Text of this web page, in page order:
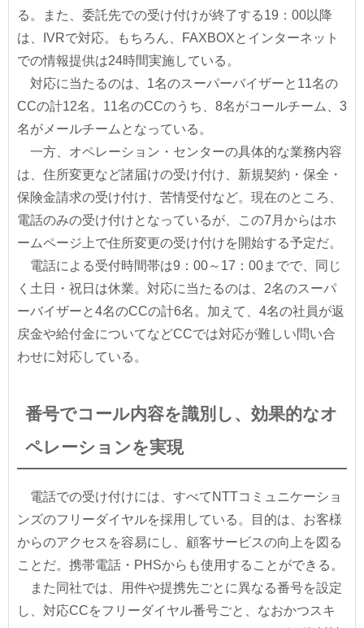
る。また、委託先での受け付けが終了する19：00以降
は、IVRで対応。もちろん、FAXBOXとインターネット
での情報提供は24時間実施している。
対応に当たるのは、1名のスーパーバイザーと11名の
CCの計12名。11名のCCのうち、8名がコールチーム、3
名がメールチームとなっている。
一方、オペレーション・センターの具体的な業務内容
は、住所変更など諸届けの受け付け、新規契約・保全・
保険金請求の受け付け、苦情受付など。現在のところ、
電話のみの受け付けとなっているが、この7月からはホ
ームページ上で住所変更の受け付けを開始する予定だ。
電話による受付時間帯は9：00～17：00までで、同じ
く土日・祝日は休業。対応に当たるのは、2名のスーパ
ーバイザーと4名のCCの計6名。加えて、4名の社員が返
戻金や給付金についてなどCCでは対応が難しい問い合
わせに対応している。
番号でコール内容を識別し、効果的なオ
ペレーションを実現
電話での受け付けには、すべてNTTコミュニケーショ
ンズのフリーダイヤルを採用している。目的は、お客様
からのアクセスを容易にし、顧客サービスの向上を図る
ことだ。携帯電話・PHSからも使用することができる。
また同社では、用件や提携先ごとに異なる番号を設定
し、対応CCをフリーダイヤル番号ごと、なおかつスキ